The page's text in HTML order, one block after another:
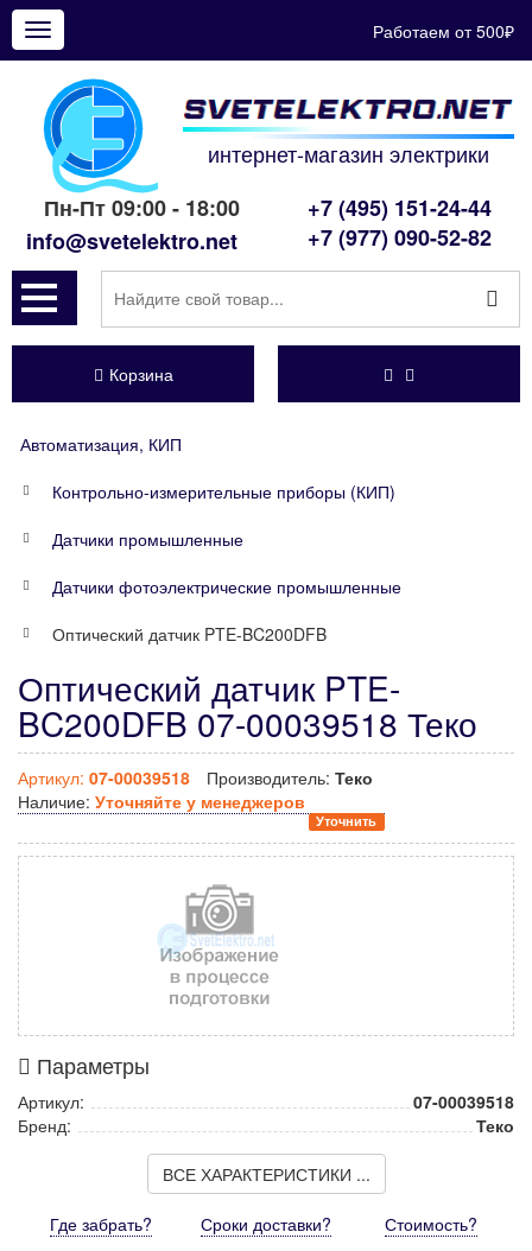
Показать
меню
Работаем от 500₽
интернет-магазин электрики
Пн-Пт 09:00 - 18:00
info@svetelektro.net
+7 (495) 151-24-44
+7 (977) 090-52-82
Корзина
Автоматизация, КИП
Контрольно-измерительные приборы (КИП)
Датчики промышленные
Датчики фотоэлектрические промышленные
Оптический датчик PTE-BC200DFB
Оптический датчик PTE-
BC200DFB 07-00039518 Теко
Артикул: 07-00039518 Производитель: Теко
Наличие: Уточняйте у менеджеров
Уточнить
Параметры
Артикул:
07-00039518
Бренд:
Теко
ВСЕ ХАРАКТЕРИСТИКИ ...
Где забрать? Сроки доставки? Стоимость?